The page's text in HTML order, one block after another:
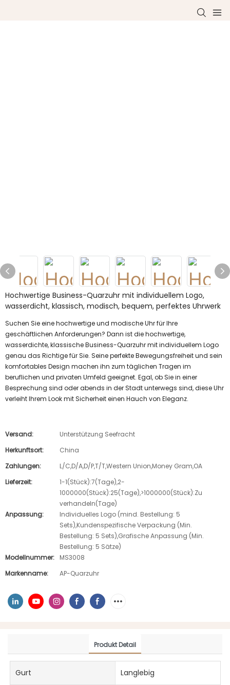
Hochwertige Business-Quarzuhr mit individuellem Logo,
wasserdicht, klassisch, modisch, bequem, perfektes Uhrwerk
Suchen Sie eine hochwertige und modische Uhr für Ihre
geschäftlichen Anforderungen? Dann ist die hochwertige,
wasserdichte, klassische Business-Quarzuhr mit individuellem Logo
genau das Richtige für Sie. Seine perfekte Bewegungsfreiheit und sein
komfortables Design machen ihn zum täglichen Tragen im
beruflichen und privaten Umfeld geeignet. Egal, ob Sie in einer
Besprechung sind oder abends in der Stadt unterwegs sind, diese Uhr
verleiht Ihrem Look mit Sicherheit einen Hauch von Eleganz.
Versand:
Unterstützung Seefracht
Herkunftsort:
China
Zahlungen:
L/C,D/A,D/P,T/T,Western Union,Money Gram,OA
Lieferzeit:
1-1(Stück):7(Tage),2-
1000000(Stück):25(Tage),>1000000(Stück):Zu
verhandeln(Tage)
Anpassung:
Individuelles Logo (mind. Bestellung: 5
Sets),Kundenspezifische Verpackung (Min.
Bestellung: 5 Sets),Grafische Anpassung (Min.
Bestellung: 5 Sätze)
Modellnummer:
MS3008
Markenname:
AP-Quarzuhr
Produkt Detail
Gurt Langlebig